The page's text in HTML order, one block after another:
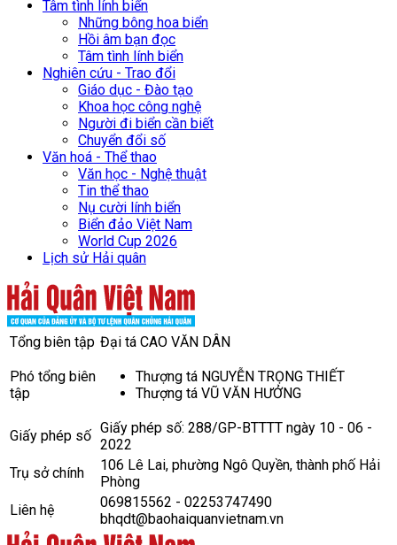
Tâm tình lính biển
Những bông hoa biển
Hồi âm bạn đọc
Tâm tình lính biển
Nghiên cứu - Trao đổi
Giáo dục - Đào tạo
Khoa học công nghệ
Người đi biển cần biết
Chuyển đổi số
Văn hoá - Thể thao
Văn học - Nghệ thuật
Tin thể thao
Nụ cười lính biển
Biển đảo Việt Nam
World Cup 2026
Lịch sử Hải quân
Tổng biên tập Đại tá CAO VĂN DÂN
Phó tổng biên
tập
Thượng tá NGUYỄN TRỌNG THIẾT
Thượng tá VŨ VĂN HƯỞNG
Giấy phép số Giấy phép số: 288/GP-BTTTT ngày 10 - 06 -
2022
Trụ sở chính
106 Lê Lai, phường Ngô Quyền, thành phố Hải
Phòng
Liên hệ
069815562 - 02253747490
bhqdt@baohaiquanvietnam.vn